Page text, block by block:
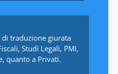
traduzione giurata
Studi Legali, PMI,
quanto a Privati.